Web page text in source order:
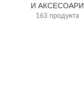
И АКСЕСОАРИ
163 продукта